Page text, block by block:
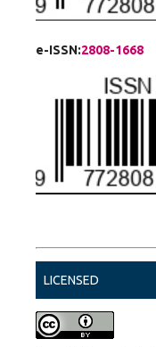
e-ISSN:2808-1668
LICENSED